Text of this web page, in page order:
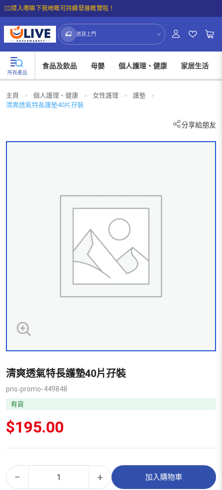
☝🏼㩒入嚟睇下我哋嘅可持續發展概覽啦！
送貨上門
所有產品
食品及飲品 母嬰 個人護理、健康 家居生活
主頁 > 個人護理、健康 > 女性護理 > 護墊
>
清爽透氣特長護墊40片孖裝
分享給朋友
清爽透氣特長護墊40片孖裝
pns-promo-449848
有貨
$195.00
−
清
爽
+ 加入購物車
Alternative: